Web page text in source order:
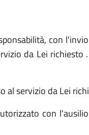
con
da Lei richiesto
al servizio da Lei
con